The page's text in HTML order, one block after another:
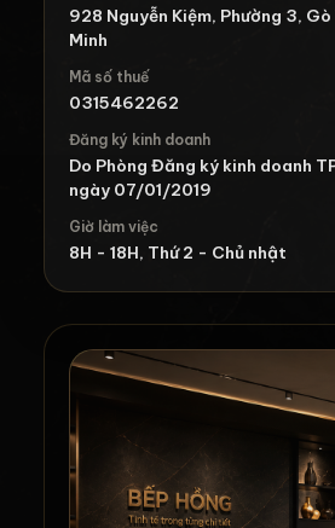
928 Nguyễn Kiệm, Phường 3,
Minh
Mã số thuế
0315462262
Đăng ký kinh doanh
Do Phòng Đăng ký kinh doanh
ngày 07/01/2019
Giờ làm việc
8H - 18H, Thứ 2 - Chủ nhật